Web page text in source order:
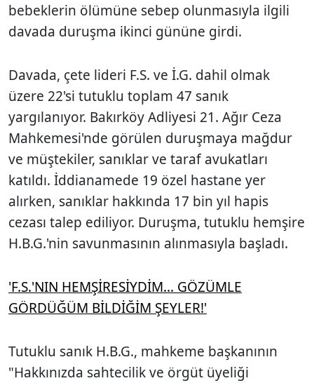
bebeklerin ölümüne sebep olunmasıyla ilgili
davada duruşma ikinci gününe girdi.
Davada, çete lideri F.S. ve İ.G. dahil olmak
üzere 22'si tutuklu toplam 47 sanık
yargılanıyor. Bakırköy Adliyesi 21. Ağır Ceza
Mahkemesi'nde görülen duruşmaya mağdur
ve müştekiler, sanıklar ve taraf avukatları
katıldı. İddianamede 19 özel hastane yer
alırken, sanıklar hakkında 17 bin yıl hapis
cezası talep ediliyor. Duruşma, tutuklu hemşire
H.B.G.'nin savunmasının alınmasıyla başladı.
'F.S.'NIN HEMŞİRESİYDİM... GÖZÜMLE
GÖRDÜĞÜM BİLDİĞİM ŞEYLER!'
Tutuklu sanık H.B.G., mahkeme başkanının
"Hakkınızda sahtecilik ve örgüt üyeliği